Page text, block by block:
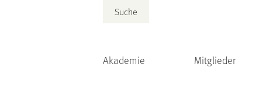
Suche
Akademie Mitglieder